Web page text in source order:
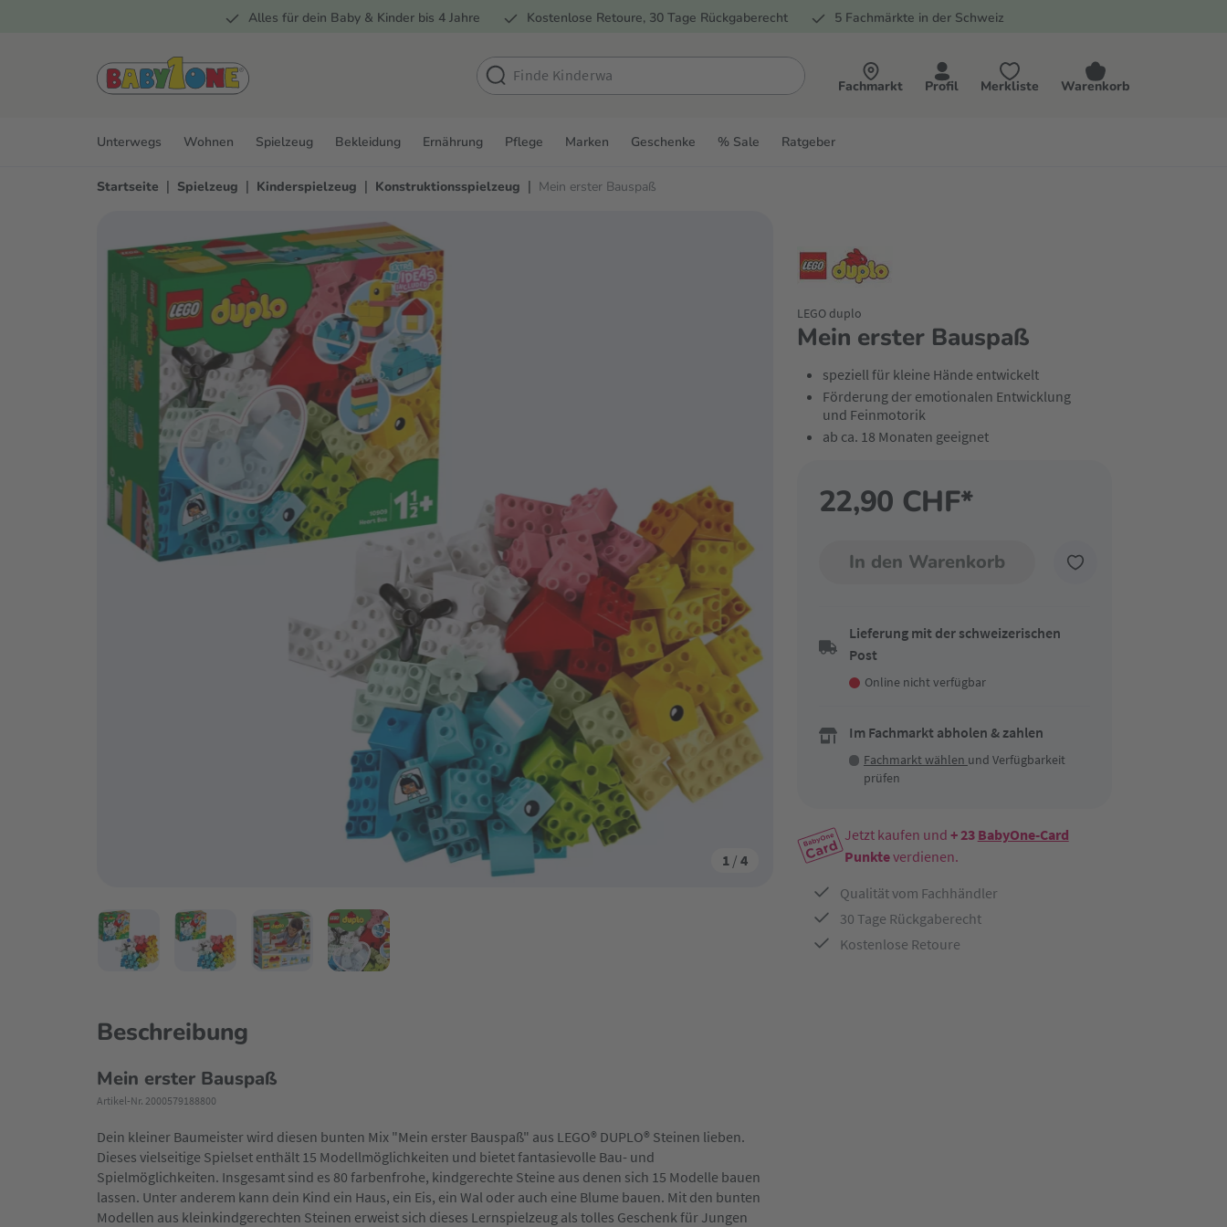
Zur Hauptnavigation springen Alles für dein Baby & Kinder bis 4 Jahre Kostenlose Retoure, 30 Tage Rückgaberecht 5 Fachmärkte in der Schweiz
Fachmarkt Profil Merkliste Warenkorb
Unterwegs Wohnen Spielzeug Bekleidung Ernährung Pflege Marken Geschenke % Sale Ratgeber
Startseite | Spielzeug | Kinderspielzeug | Konstruktionsspielzeug | Mein erster Bauspaß
1 /4
Mein erster Bauspaß
LEGO duplo
speziell für kleine Hände entwickelt
Förderung der emotionalen Entwicklung
und Feinmotorik
ab ca. 18 Monaten geeignet
22,90 CHF*
In den Warenkorb
Lieferung mit der schweizerischen
Post
Online nicht verfügbar
Im Fachmarkt abholen & zahlen
Fachmarkt wählen und Verfügbarkeit
prüfen
Jetzt kaufen und + 23 BabyOne-Card
Punkteverdienen.
Qualität vom Fachhändler
30 Tage Rückgaberecht
Kostenlose Retoure
Beschreibung
Mein erster Bauspaß
Artikel-Nr. 2000579188800
Dein kleiner Baumeister wird diesen bunten Mix "Mein erster Bauspaß" aus LEGO® DUPLO® Steinen lieben.
Dieses vielseitige Spielset enthält 15 Modellmöglichkeiten und bietet fantasievolle Bau- und
Spielmöglichkeiten. Insgesamt sind es 80 farbenfrohe, kindgerechte Steine aus denen sich 15 Modelle bauen
lassen. Unter anderem kann dein Kind ein Haus, ein Eis, ein Wal oder auch eine Blume bauen. Mit den bunten
Modellen aus kleinkindgerechten Steinen erweist sich dieses Lernspielzeug als tolles Geschenk für Jungen